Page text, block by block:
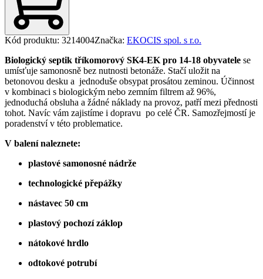
Kód produktu: 3214004Značka: EKOCIS spol. s r.o.
Biologický septik tříkomorový SK4-EK pro 14-18 obyvatele se
umísťuje samonosně bez nutnosti betonáže. Stačí uložit na
betonovou desku a jednoduše obsypat prosátou zeminou. Účinnost
v kombinaci s biologickým nebo zemním filtrem až 96%,
jednoduchá obsluha a žádné náklady na provoz, patří mezi přednosti
tohot. Navíc vám zajistíme i dopravu po celé ČR. Samozřejmostí je
poradenství v této problematice.
V balení naleznete:
plastové samonosné nádrže
technologické přepážky
nástavec 50 cm
plastový pochozí záklop
nátokové hrdlo
odtokové potrubí